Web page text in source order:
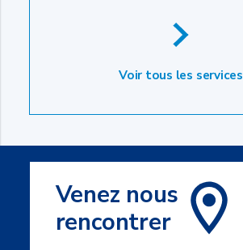
Voir tous les services
Venez nous
rencontrer